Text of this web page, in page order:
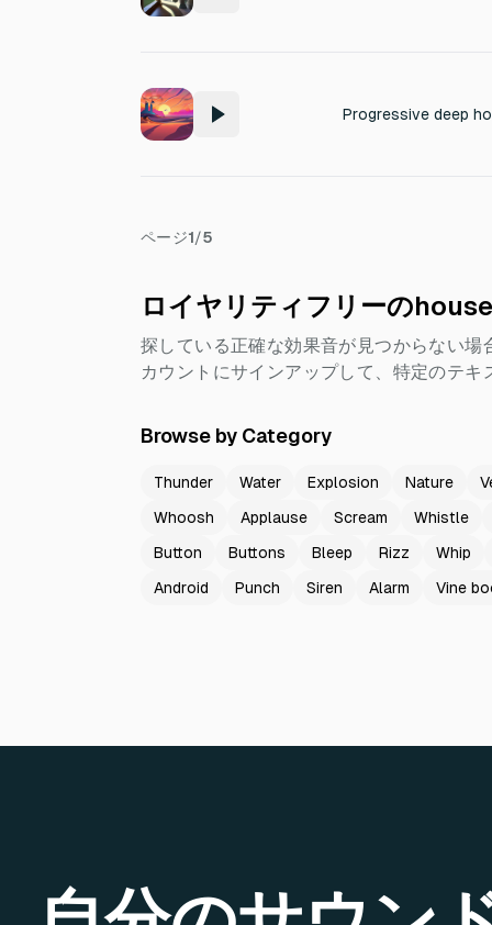
ページ1/5
ロイヤリティフリーの
探している正確な効果音が見つからない
カウントにサインアップして、特定のテ
Browse by Category
Thunder Water Explosion Nature
Whoosh
Applause Scream
Whistle
Button
Buttons Bleep Rizz
Whip
Android
Punch Siren Alarm Vine